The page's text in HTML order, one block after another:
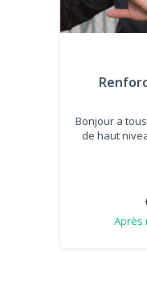
Bonjour a
de haut
Après